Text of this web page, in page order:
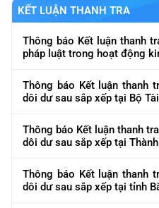
KẾT LUẬN THANH TRA
Thông báo Kết luận thanh
pháp luật trong hoạt động
Thông báo Kết luận thanh
dôi dư sau sắp xếp tại Bộ
Thông báo Kết luận thanh
dôi dư sau sắp xếp tại
Thông báo Kết luận thanh
dôi dư sau sắp xếp tại tỉnh